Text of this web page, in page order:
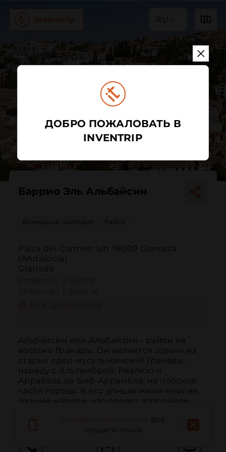
RU
Баррио Эль Альбайсин
Всемирное наследие Район
Plaza del Carmen s/n 18009 Granada
(Andalucía)
Granada
Альбайсин или Альбайзин - район на
востоке Гранады. Он является одним из
старых ядер мусульманской Гранады,
наряду с Альгамброй, Реалехо и
Аррабаль де Биб-Аррамбла, на плоской
части города. В его улицах жили многие
разные народы, что делает этот район
для
лучшего опыта
ДОБРО ПОЖАЛОВАТЬ В
INVENTRIP